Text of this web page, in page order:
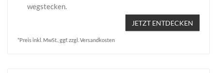
wegstecken.
JETZT ENTDECKEN
*Preis inkl. MwSt., ggf. zzgl. Versandkosten